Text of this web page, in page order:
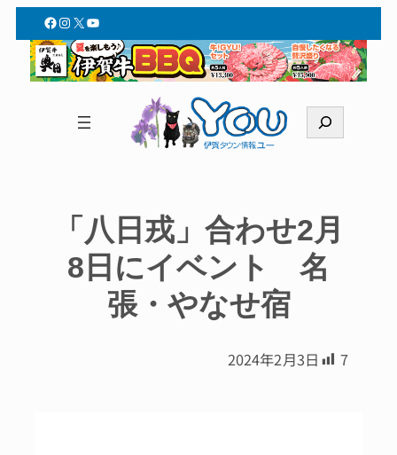
Facebook
Instagram
X YouTube
索
「八日戎」合わせ2月
8日にイベント 名
張・やなせ宿
2024年2月3日 7